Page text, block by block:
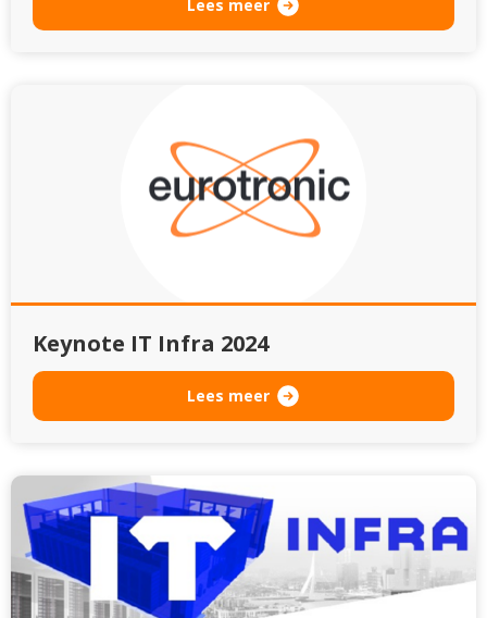
Lees meer
Keynote IT Infra 2024
Lees meer